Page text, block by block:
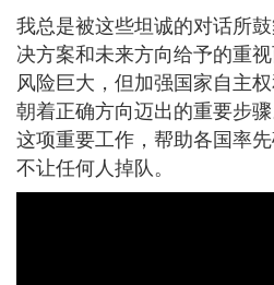
我总是被这些坦诚的对话所
决方案和未来方向给予的重
风险巨大，但加强国家自主
朝着正确方向迈出的重要步
这项重要工作，帮助各国率
不让任何人掉队。